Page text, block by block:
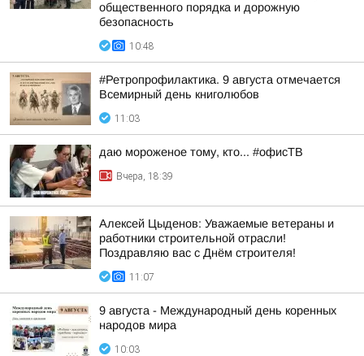
общественного порядка и дорожную
безопасность
10:48
#Ретропрофилактика. 9 августа отмечается
Всемирный день книголюбов
11:03
даю мороженое тому, кто... #офисТВ
Вчера, 18:39
Алексей Цыденов: Уважаемые ветераны и
работники строительной отрасли!
Поздравляю вас с Днём строителя!
11:07
9 августа - Международный день коренных
народов мира
10:03